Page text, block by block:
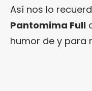
Así nos lo
Pantomima Full
humor de y para